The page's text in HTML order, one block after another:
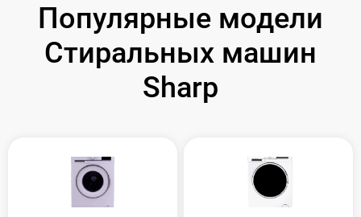
Популярные модели
Стиральных машин
Sharp